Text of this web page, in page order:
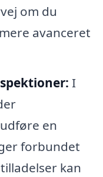
om du
avanceret
I
en
forbundet
kan